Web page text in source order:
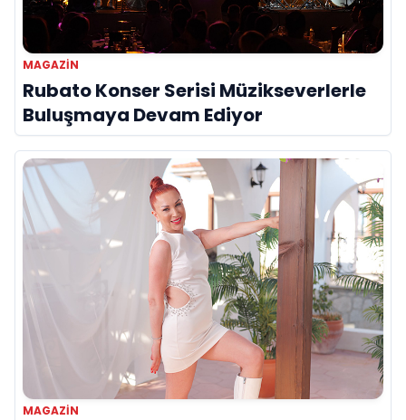
MAGAZIN
Rubato Konser Serisi Müzikseverlerle
Buluşmaya Devam Ediyor
MAGAZIN